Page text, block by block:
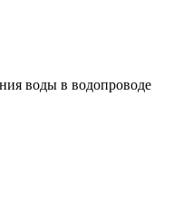
воды в водопроводе